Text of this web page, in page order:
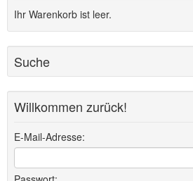
Ihr Warenkorb ist leer.
Suche
Willkommen zurück!
E-Mail-Adresse: